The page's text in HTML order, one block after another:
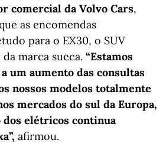
comercial da Volvo Cars,
as encomendas
para o EX30, o SUV
marca sueca. “Estamos
um aumento das consultas
nossos modelos totalmente
mercados do sul da Europa,
dos elétricos continua
afirmou.